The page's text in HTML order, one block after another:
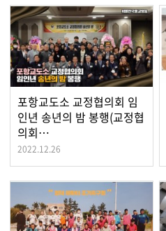
포항교도소 교정협의회 임
인년 송년의 밤 봉행(교정협
의회…
2022.12.26